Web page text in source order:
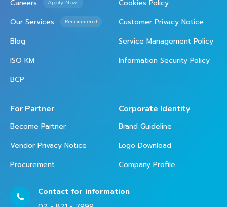
Careers
Apply Now!
Our Services Recommend
Blog
ISO KM
BCP
Cookies Policy
Customer Privacy Notice
Service Management Policy
Information Security Policy
For Partner
Become Partner
Vendor Privacy Notice
Procurement
Corporate Identity
Brand Guideline
Logo Download
Company Profile
Contact for information